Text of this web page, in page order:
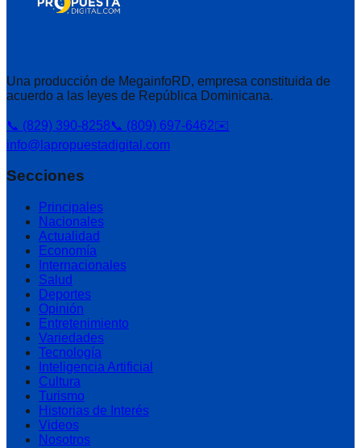
Una producción de MegainfoRD, empresa constituida de
acuerdo a las leyes de República Dominicana.
📞 (829) 390-8258📞 (809) 697-6462✉️
info@lapropuestadigital.com
Secciones
Principales
Nacionales
Actualidad
Economía
Internacionales
Salud
Deportes
Opinión
Entretenimiento
Variedades
Tecnología
Inteligencia Artificial
Cultura
Turismo
Historias de Interés
Videos
Nosotros